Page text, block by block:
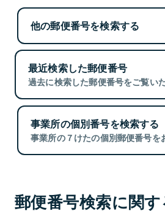
他の郵便番号を検索する
最近検索した郵便番号
過去に検索した郵便番号をご覧い
事業所の個別番号を検索する
事業所の７けたの個別郵便番号を
郵便番号検索に関